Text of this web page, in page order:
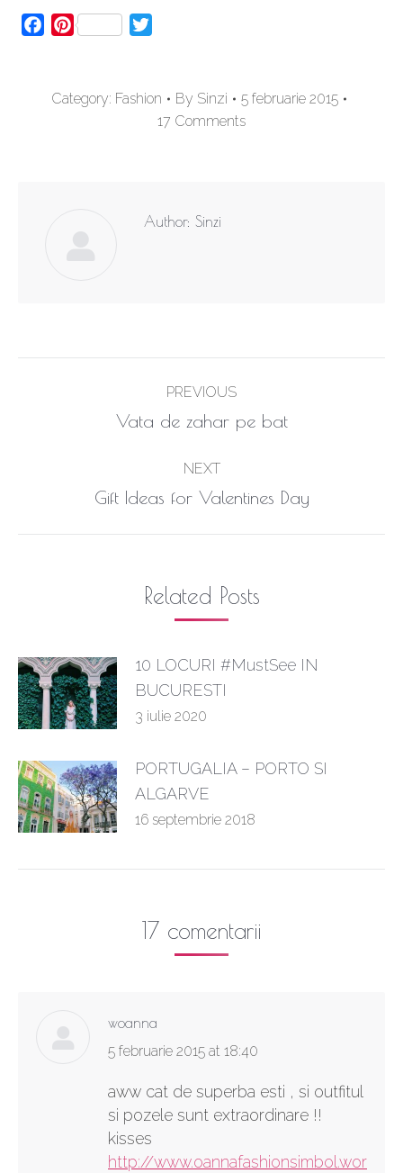
FacebookPinterest
Category: Fashion By Sinzi
5 februarie 2015
17 Comments
Author: Sinzi
navigation
PREVIOUS
Previous
Vata de zahar pe bat
NEXT
Next
Gift Ideas for Valentines Day
Related Posts
10 LOCURI #MustSee IN
BUCURESTI
3 iulie 2020
PORTUGALIA – PORTO SI
ALGARVE
16 septembrie 2018
17 comentarii
woanna
says:
5 februarie 2015 at 18:40
aww cat de superba esti , si outfitul
si pozele sunt extraordinare !!
kisses
http://